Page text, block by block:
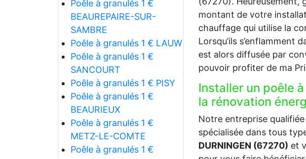
Poêle à granulés 1 €
BEAUREPAIRE-SUR-
SAMBRE
Poêle à granulés 1 € LAUW
Poêle à granulés 1 €
SANCOURT
Poêle à granulés 1 € PISY
Poêle à granulés 1 €
BEAURIEUX
Poêle à granulés 1 €
METZ-LE-COMTE
Poêle à granulés 1 €
montant de votre
chauffage qui utilise la
Lorsqu’ils s’enflamment
est alors diffusée par
pouvoir profiter de ma
Installer un poêle
la rénovation
Notre entreprise qualifiée
spécialisée dans tous
DURNINGEN (67270) et